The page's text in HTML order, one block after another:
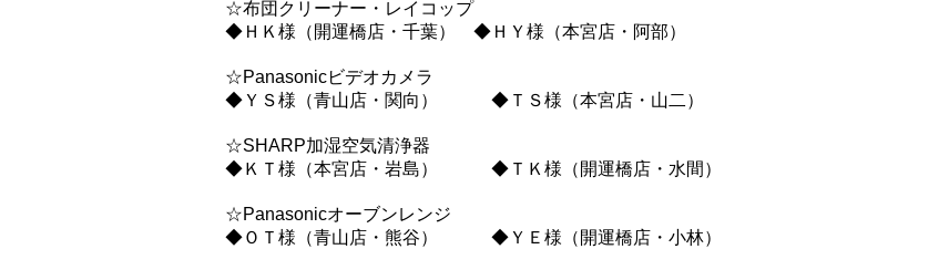
☆布団クリーナー・レイコップ
◆ＨＫ様（開運橋店・千葉） ◆ＨＹ様（本宮店・阿部）
☆Panasonicビデオカメラ
◆ＹＳ様（青山店・関向） ◆ＴＳ様（本宮店・山二）
☆SHARP加湿空気清浄器
◆ＫＴ様（本宮店・岩島） ◆ＴＫ様（開運橋店・水間）
☆Panasonicオーブンレンジ
◆ＯＴ様（青山店・熊谷） ◆ＹＥ様（開運橋店・小林）